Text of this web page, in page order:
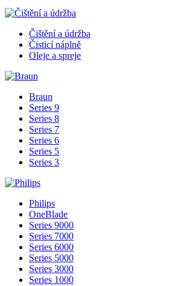
Čištění a údržba
Čisticí náplně
Oleje a spreje
Braun
Series 9
Series 8
Series 7
Series 6
Series 5
Series 3
Philips
OneBlade
Series 9000
Series 7000
Series 6000
Series 5000
Series 3000
Series 1000